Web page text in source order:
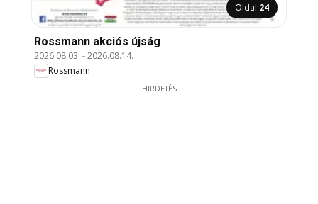
Oldal 24
Rossmann akciós újság
2026.08.03. -2026.08.14.
Rossmann
HIRDETÉS